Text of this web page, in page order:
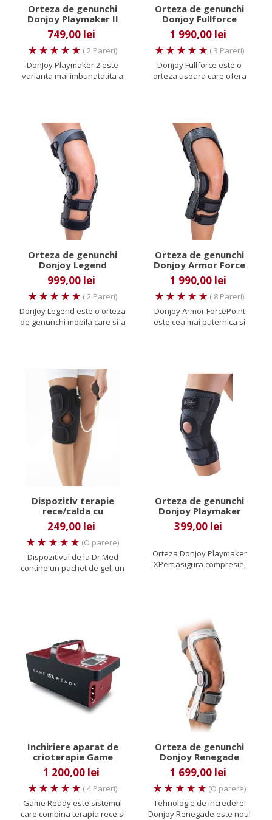
Orteza de genunchi
Donjoy Playmaker II
Spacer
749,00 lei
( 2 Pareri)
DonJoy Playmaker 2 este
varianta mai imbunatatita a
Orteza de genunchi
Donjoy Fullforce
1 990,00 lei
( 3 Pareri)
Donjoy Fullforce este o
orteza usoara care ofera
Orteza de genunchi
Donjoy Legend
999,00 lei
( 2 Pareri)
DonJoy Legend este o orteza
de genunchi mobila care si-a
Orteza de genunchi
Donjoy Armor Force
Point
1 990,00 lei
( 8 Pareri)
Donjoy Armor ForcePoint
este cea mai puternica si
Dispozitiv terapie
rece/calda cu
compresie pentru
genunchi
249,00 lei
(O parere)
Dispozitivul de la Dr.Med
contine un pachet de gel, un
Orteza de genunchi
Donjoy Playmaker
XPert
399,00 lei
Orteza Donjoy Playmaker
XPert asigura compresie,
Inchiriere aparat de
crioterapie Game
Ready
1 200,00 lei
( 4 Pareri)
Game Ready este sistemul
care combina terapia rece si
Orteza de genunchi
Donjoy Renegade
1 699,00 lei
(O parere)
Tehnologie de incredere!
Donjoy Renegade este noul